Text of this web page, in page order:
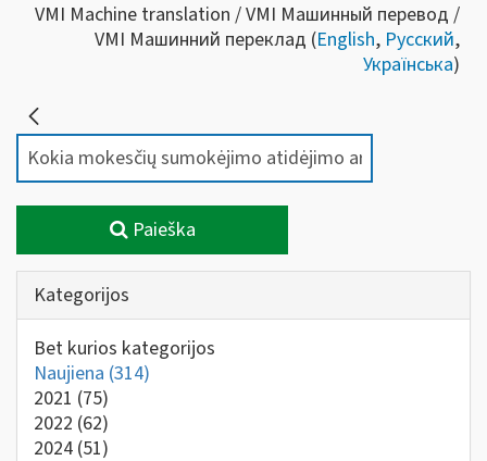
VMI Machine translation / VMI Машинный перевод /
VMI Машинний переклад (English, Русский,
Українська)
Paieška
Kategorijos
Bet kurios kategorijos
Naujiena (314)
2021 (75)
2022 (62)
2024 (51)